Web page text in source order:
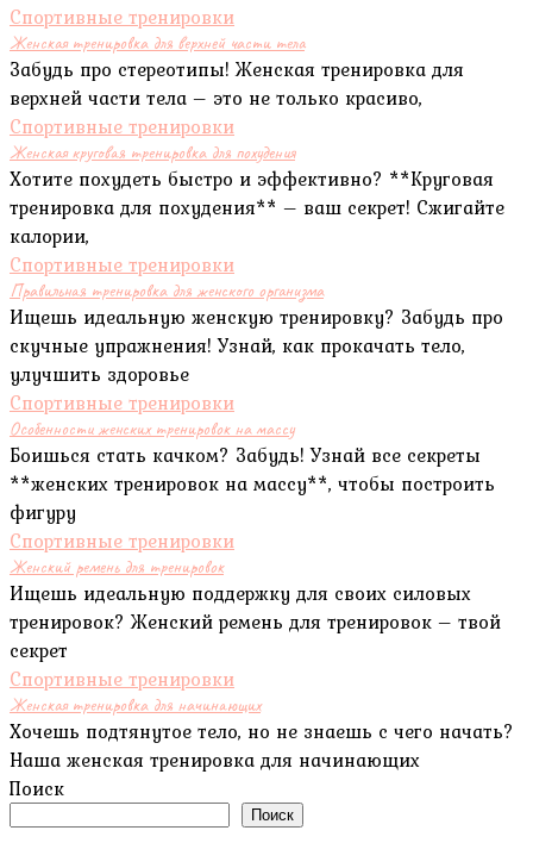
Спортивные тренировки
Женская тренировка для верхней части тела
Забудь про стереотипы! Женская тренировка для
верхней части тела – это не только красиво,
Спортивные тренировки
Женская круговая тренировка для похудения
Хотите похудеть быстро и эффективно? **Круговая
тренировка для похудения** – ваш секрет! Сжигайте
калории,
Спортивные тренировки
Правильная тренировка для женского организма
Ищешь идеальную женскую тренировку? Забудь про
скучные упражнения! Узнай, как прокачать тело,
улучшить здоровье
Спортивные тренировки
Особенности женских тренировок на массу
Боишься стать качком? Забудь! Узнай все секреты
**женских тренировок на массу**, чтобы построить
фигуру
Спортивные тренировки
Женский ремень для тренировок
Ищешь идеальную поддержку для своих силовых
тренировок? Женский ремень для тренировок – твой
секрет
Спортивные тренировки
Женская тренировка для начинающих
Хочешь подтянутое тело, но не знаешь с чего начать?
Наша женская тренировка для начинающих
Поиск
Поиск